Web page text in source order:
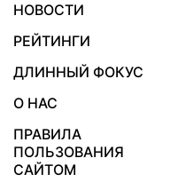
НОВОСТИ
РЕЙТИНГИ
ДЛИННЫЙ ФОКУС
О НАС
ПРАВИЛА
ПОЛЬЗОВАНИЯ
САЙТОМ